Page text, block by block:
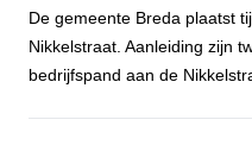
De gemeente Breda plaatst
Nikkelstraat. Aanleiding zijn
bedrijfspand aan de